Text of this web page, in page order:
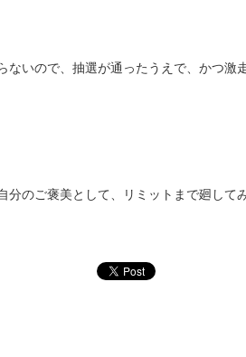
ないので、抽選が通ったうえで、かつ激
分のご褒美として、リミットまで廻して